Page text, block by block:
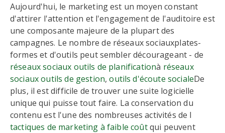
Aujourd'hui, le marketing est un moyen constant
d'attirer l'attention et l'engagement de l'auditoire est
une composante majeure de la plupart des
campagnes. Le nombre de réseaux sociauxplates-
formes et d'outils peut sembler décourageant - de
réseaux sociaux outils de planificationà réseaux
sociaux outils de gestion,outils d'écoute socialeDe
plus, il est difficile de trouver une suite logicielle
unique qui puisse tout faire. La conservation du
contenu est l'une des nombreuses activités de l
tactiques de marketing à faible coûtqui peuvent